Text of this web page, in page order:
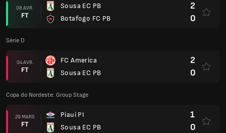
08 AVR.
FT
Sousa EC PB
Botafogo FC PB
2
0
Série D
04 AVR.
FT
FC America
Sousa EC PB
2
0
Copa do Nordeste: Group Stage
29 MARS
FT
Piaui PI
Sousa EC PB
1
0